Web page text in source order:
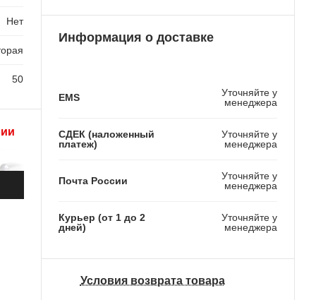
Нет
50
3 450 ₽
Информация о доставке
EMS
Уточняйте у
менеджера
СДЕК (наложенный
платеж)
Уточняйте у
менеджера
Почта России
Уточняйте у
менеджера
Курьер (от 1 до 2
дней)
Уточняйте у
менеджера
Условия возврата товара